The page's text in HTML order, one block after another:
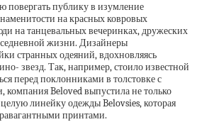
повергать публику в изумление
на красных ковровых
на танцевальных вечеринках, дружеских
жизни. Дизайнеры
странных одеяний, вдохновляясь
звезд. Так, например, стоило известной
перед поклонниками в толстовке с
Beloved выпустила не только
линейку одежды Belovsies, которая
принтами.